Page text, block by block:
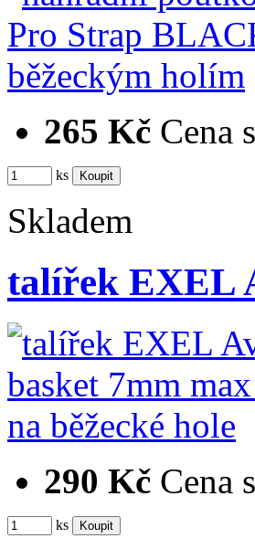
265 Kč Cena
ks
Skladem
talířek EXEL
290 Kč Cena
ks